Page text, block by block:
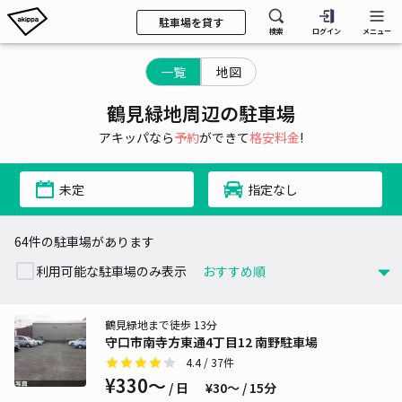
駐車場を貸す
検索 ログイン メニュー
一覧 地図
鶴見緑地周辺の駐車場
アキッパなら予約ができて格安料金!
未定 指定なし
64件の駐車場があります
利用可能な駐車場のみ表示
守口市南寺方東通4丁目12 南野駐車場
鶴見緑地まで徒歩 13分
4.4/ 37件
¥330〜 / 日 ¥30〜 / 15分